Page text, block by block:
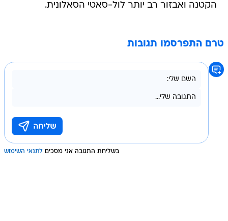
הקטנה ואבזור רב יותר לול-סאטי הסאלונית.
טרם התפרסמו תגובות
בשליחת התגובה אני מסכים לתנאי השימוש